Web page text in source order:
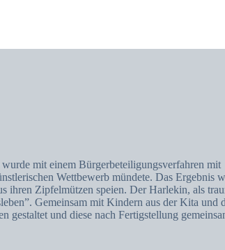
mit einem Bürgerbeteiligungsverfahren mit
Wettbewerb mündete. Das Ergebnis
ihren Zipfelmützen speien. Der Harlekin, als
Gemeinsam mit Kindern aus der Kita und
gestaltet und diese nach Fertigstellung